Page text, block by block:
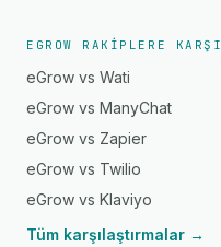
EGROW RAKIPLERE KARŞI
eGrow vs Wati
eGrow vs ManyChat
eGrow vs Zapier
eGrow vs Twilio
eGrow vs Klaviyo
Tüm karşılaştırmalar →